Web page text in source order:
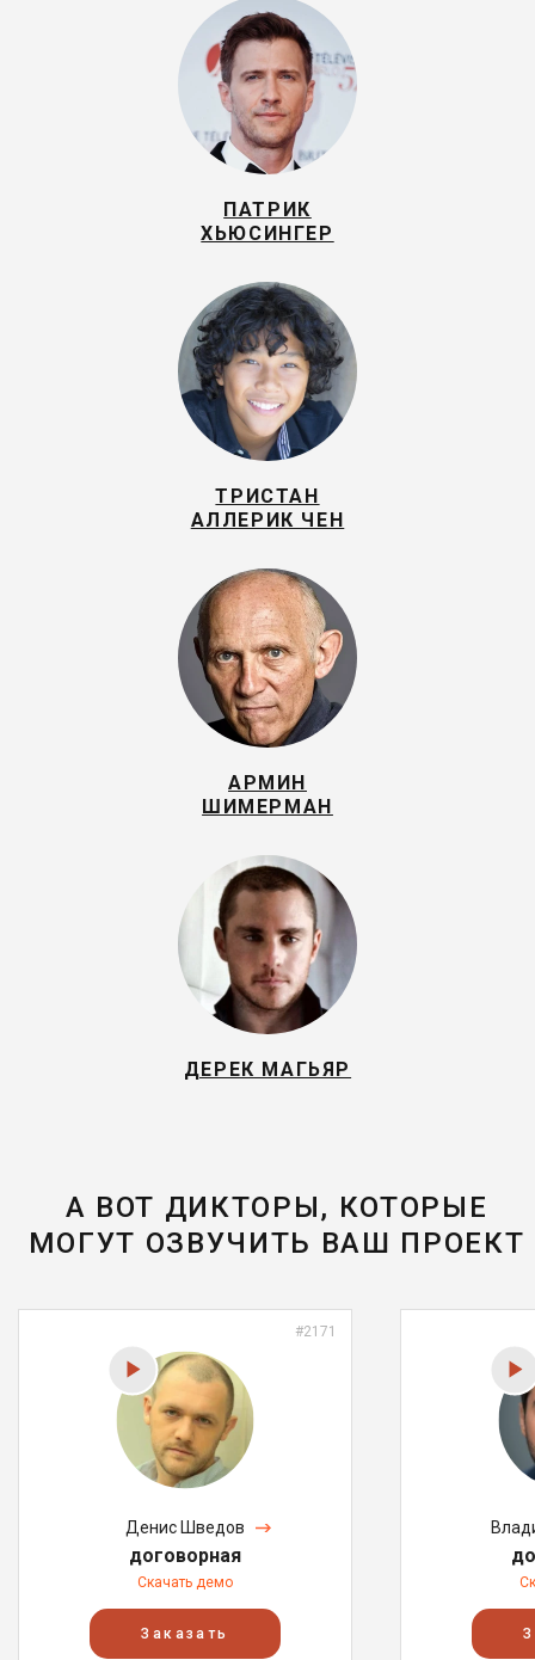
ПАТРИК
ХЬЮСИНГЕР
ТРИСТАН
АЛЛЕРИК ЧЕН
АРМИН
ШИМЕРМАН
ДЕРЕК МАГЬЯР
А ВОТ ДИКТОРЫ, КОТОРЫЕ
МОГУТ ОЗВУЧИТЬ ВАШ ПРОЕКТ
#2171
Денис Шведов
договорная
Скачать демо
Заказать